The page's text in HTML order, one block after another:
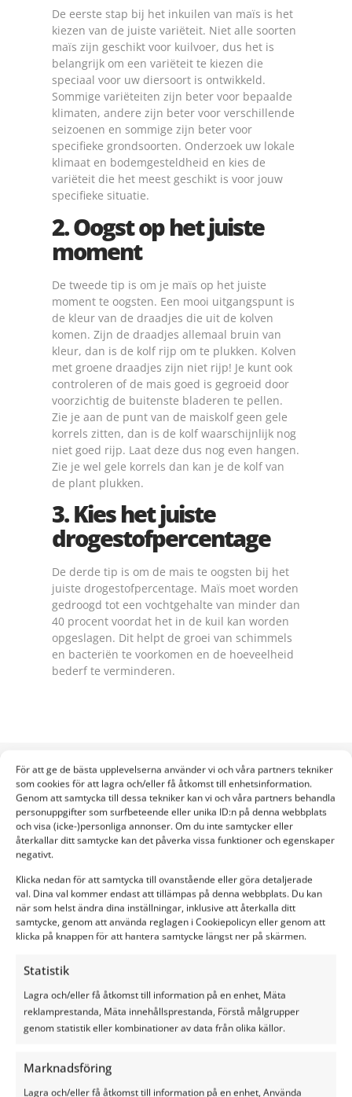
För att ge de bästa upplevelserna använder vi och våra partners tekniker
som cookies för att lagra och/eller få åtkomst till enhetsinformation.
Genom att samtycka till dessa tekniker kan vi och våra partners behandla
personuppgifter som surfbeteende eller unika ID:n på denna webbplats
och visa (icke-)personliga annonser. Om du inte samtycker eller
återkallar ditt samtycke kan det påverka vissa funktioner och egenskaper
negativt.
Klicka nedan för att samtycka till ovanstående eller göra detaljerade
val. Dina val kommer endast att tillämpas på denna webbplats. Du kan
när som helst ändra dina inställningar, inklusive att återkalla ditt
samtycke, genom att använda reglagen i Cookiepolicyn eller genom att
klicka på knappen för att hantera samtycke längst ner på skärmen.
Statistik
Lagra och/eller få åtkomst till information på en enhet, Mäta
reklamprestanda, Mäta innehållsprestanda, Förstå målgrupper
genom statistik eller kombinationer av data från olika källor.
Marknadsföring
Lagra och/eller få åtkomst till information på en enhet, Använda
De eerste stap bij het inkuilen van maïs is het
kiezen van de juiste variëteit. Niet alle soorten
maïs zijn geschikt voor kuilvoer, dus het is
belangrijk om een variëteit te kiezen die
speciaal voor uw diersoort is ontwikkeld.
Sommige variëteiten zijn beter voor bepaalde
klimaten, andere zijn beter voor verschillende
seizoenen en sommige zijn beter voor
specifieke grondsoorten. Onderzoek uw lokale
klimaat en bodemgesteldheid en kies de
variëteit die het meest geschikt is voor jouw
specifieke situatie.
2. Oogst op het juiste
moment
De tweede tip is om je maïs op het juiste
moment te oogsten. Een mooi uitgangspunt is
de kleur van de draadjes die uit de kolven
komen. Zijn de draadjes allemaal bruin van
kleur, dan is de kolf rijp om te plukken. Kolven
met groene draadjes zijn niet rijp! Je kunt ook
controleren of de mais goed is gegroeid door
voorzichtig de buitenste bladeren te pellen.
Zie je aan de punt van de maiskolf geen gele
korrels zitten, dan is de kolf waarschijnlijk nog
niet goed rijp. Laat deze dus nog even hangen.
Zie je wel gele korrels dan kan je de kolf van
de plant plukken.
3. Kies het juiste
drogestofpercentage
De derde tip is om de mais te oogsten bij het
juiste drogestofpercentage. Maïs moet worden
gedroogd tot een vochtgehalte van minder dan
40 procent voordat het in de kuil kan worden
opgeslagen. Dit helpt de groei van schimmels
en bacteriën te voorkomen en de hoeveelheid
bederf te verminderen.
4. Haksel fijn
De vierde tip is om de maïs
het inkuilt. Het hakselen van
de maïs helpt om de
deeltjesgrootte te
verminderen, waardoor het
gemakkelijker wordt om in de
hoeveelheid lucht in de kuil te
verminderen, wat weer helpt
om bederf en gisting te
5. Verdicht zo